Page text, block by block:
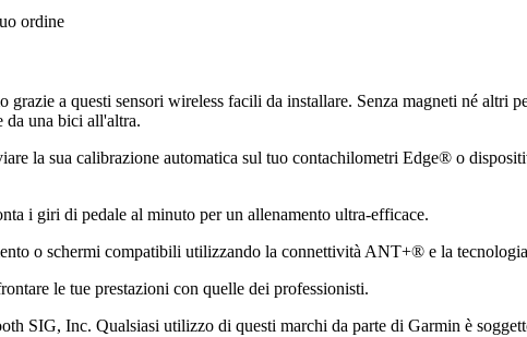
ordine
a questi sensori wireless facili da installare. Senza magneti né altri
da una bici all'altra.
la sua calibrazione automatica sul tuo contachilometri Edge® o
i giri di pedale al minuto per un allenamento ultra-efficace.
o schermi compatibili utilizzando la connettività ANT+® e la
le tue prestazioni con quelle dei professionisti.
SIG, Inc. Qualsiasi utilizzo di questi marchi da parte di Garmin è